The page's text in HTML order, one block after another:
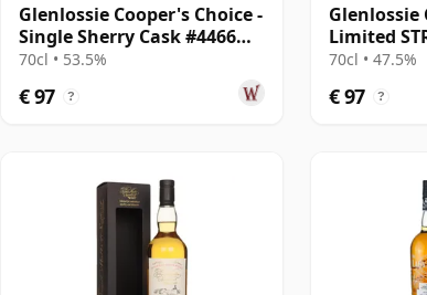
Glenlossie Cooper's Choice -
Single Sherry Cask #4466
2011 11 jaar oud
70cl • 53.5%
€ 97 ?
Limited
Finish
70cl • 47.5%
€ 97 ?